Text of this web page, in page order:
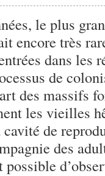
le plus
encore très
dans les
de
des massifs
les vieilles
de
des